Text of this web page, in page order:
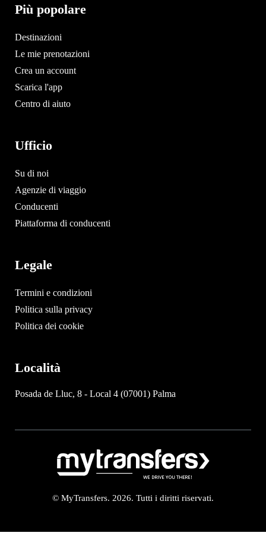
Più popolare
Destinazioni
Le mie prenotazioni
Crea un account
Scarica l'app
Centro di aiuto
Ufficio
Su di noi
Agenzie di viaggio
Conducenti
Piattaforma di conducenti
Legale
Termini e condizioni
Politica sulla privacy
Politica dei cookie
Località
Posada de Lluc, 8 - Local 4 (07001) Palma
© MyTransfers. 2026. Tutti i diritti riservati.